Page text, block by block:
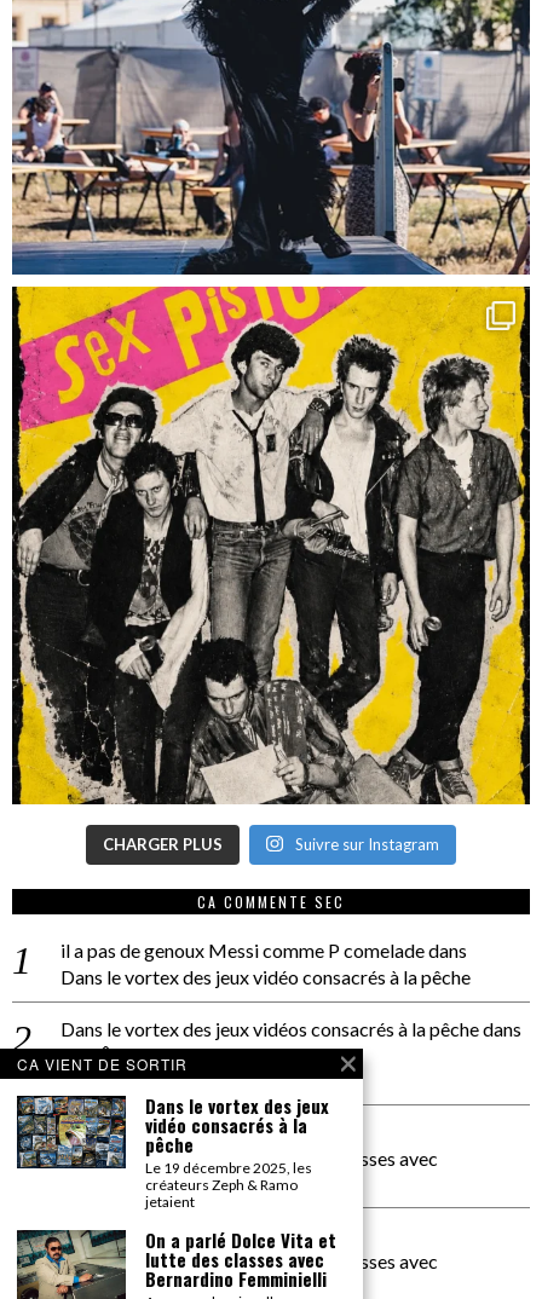
CHARGER PLUS Suivre sur Instagram
CA COMMENTE SEC
il a pas de genoux Messi comme P comeladedans
Dans le vortex des jeux vidéo consacrés à la pêche
Dans le vortex des jeux vidéos consacrés à la pêchedans
PACÔME THIELLEMENT
La séance d’Hip Gnose
La Patrie
dans
On a parlé Dolce Vita et lutte des classes avec
Bernardino Femminielli
carte noire negra à l'o tiededans
On a parlé Dolce Vita et lutte des classes avec
Bernardino Femminielli
CA VIENT DE SORTIR
Dans le vortex des jeux
vidéo consacrés à la
pêche
Le 19 décembre 2025, les
créateurs Zeph & Ramo
jetaient
On a parlé Dolce Vita et
lutte des classes avec
Bernardino Femminielli